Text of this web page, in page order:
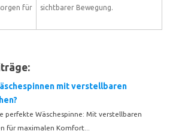
für
sichtbarer Bewegung.
mit verstellbaren
perfekte Wäschespinne: Mit verstellbaren
für maximalen Komfort...